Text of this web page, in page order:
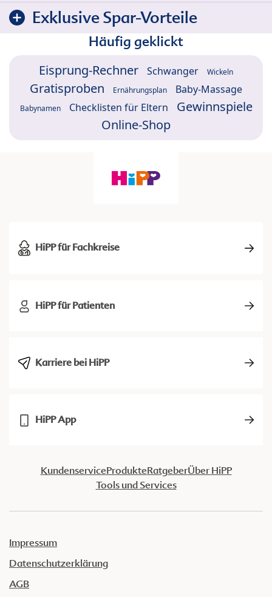
Exklusive Spar-Vorteile
Häufig geklickt
Eisprung-Rechner Schwanger Wickeln
Gratisproben Ernährungsplan Baby-Massage
Babynamen Checklisten für Eltern
Gewinnspiele
Online-Shop
HiPP für Fachkreise
HiPP für Patienten
Karriere bei HiPP
HiPP App
KundenserviceProdukteRatgeberÜber HiPP
Tools und Services
Impressum
Datenschutzerklärung
AGB